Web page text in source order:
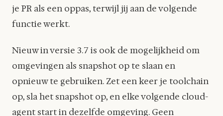
je PR als een oppas, terwijl jij aan de volgende
functie werkt.
Nieuw in versie 3.7 is ook de mogelijkheid om
omgevingen als snapshot op te slaan en
opnieuw te gebruiken. Zet een keer je toolchain
op, sla het snapshot op, en elke volgende cloud-
agent start in dezelfde omgeving. Geen